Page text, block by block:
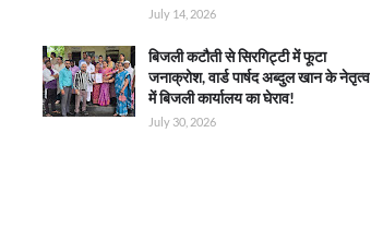
July 14, 2026
बिजली कटौती से सिरगिट्टी में फूटा
जनाक्रोश, वार्ड पार्षद अब्दुल खान के नेतृत्व
में बिजली कार्यालय का घेराव!
July 30, 2026